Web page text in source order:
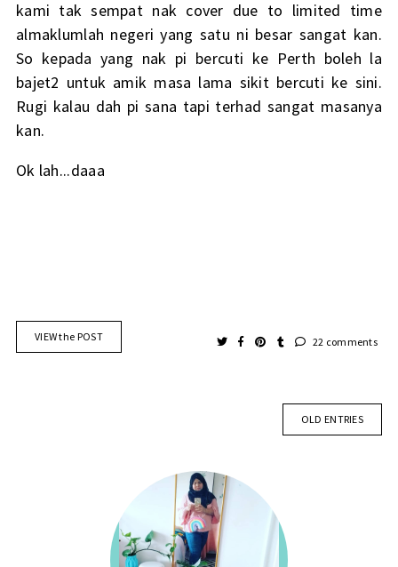
kami tak sempat nak cover due to limited time
almaklumlah negeri yang satu ni besar sangat kan.
So kepada yang nak pi bercuti ke Perth boleh la
bajet2 untuk amik masa lama sikit bercuti ke sini.
Rugi kalau dah pi sana tapi terhad sangat masanya
kan.
Ok lah...daaa
VIEW the POST 22 comments
OLD ENTRIES